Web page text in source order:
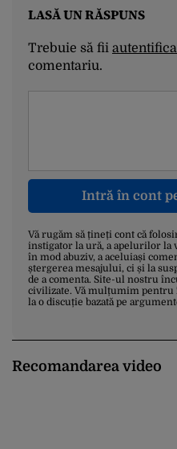
LASĂ UN RĂSPUNS
Trebuie să fii
comentariu.
Intră în cont
Vă rugăm să țineți cont că
instigator la ură, a apelurilor la
în mod abuziv, a aceluiași
ștergerea mesajului, ci și la
de a comenta. Site-ul nostru
civilizate. Vă mulțumim
la o discuție bazată pe
Recomandarea video